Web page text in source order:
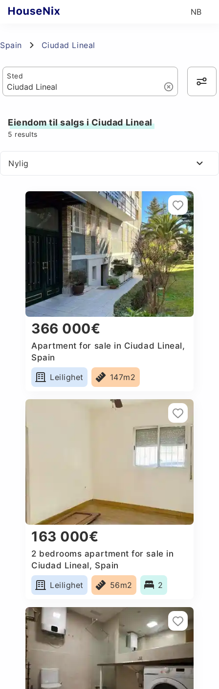
NB
Spain Ciudad Lineal
Sted
Eiendom til salgs i Ciudad Lineal
5 results
Nylig
366 000€
Apartment for sale in Ciudad Lineal,
Spain
Leilighet
147m2
163 000€
2 bedrooms apartment for sale in
Ciudad Lineal, Spain
Leilighet
56m2 2